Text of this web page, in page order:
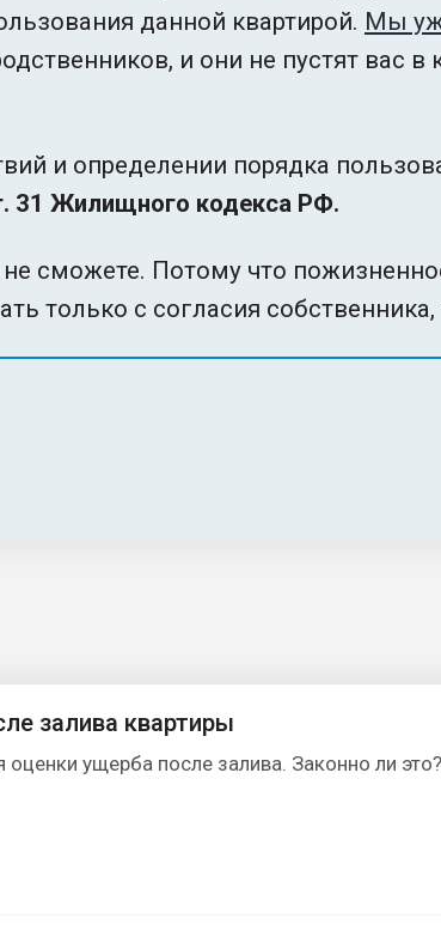
данной квартирой. Мы
и они не пустят вас в
и определении порядка
31 Жилищного кодекса РФ.
сможете. Потому что
только с согласия
залива квартиры
ущерба после залива. Законно ли это?